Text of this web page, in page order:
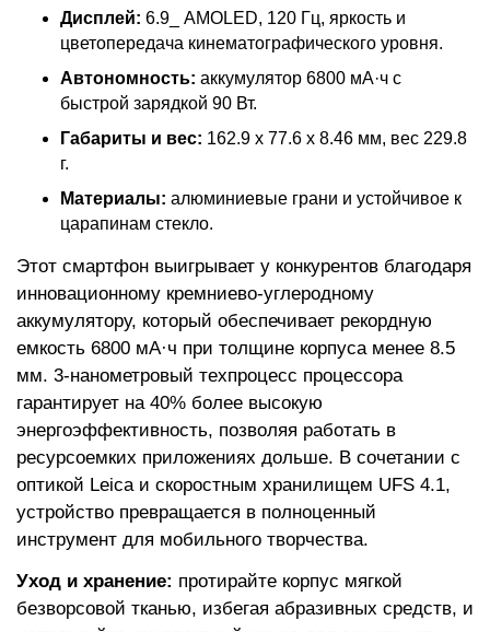
Дисплей: 6.9_ AMOLED, 120 Гц, яркость и
цветопередача кинематографического уровня.
Автономность: аккумулятор 6800 мА·ч с
быстрой зарядкой 90 Вт.
Габариты и вес: 162.9 x 77.6 x 8.46 мм, вес 229.8
г.
Материалы: алюминиевые грани и устойчивое к
царапинам стекло.
Этот смартфон выигрывает у конкурентов благодаря
инновационному кремниево-углеродному
аккумулятору, который обеспечивает рекордную
емкость 6800 мА·ч при толщине корпуса менее 8.5
мм. 3-нанометровый техпроцесс процессора
гарантирует на 40% более высокую
энергоэффективность, позволяя работать в
ресурсоемких приложениях дольше. В сочетании с
оптикой Leica и скоростным хранилищем UFS 4.1,
устройство превращается в полноценный
инструмент для мобильного творчества.
Уход и хранение: протирайте корпус мягкой
безворсовой тканью, избегая абразивных средств, и